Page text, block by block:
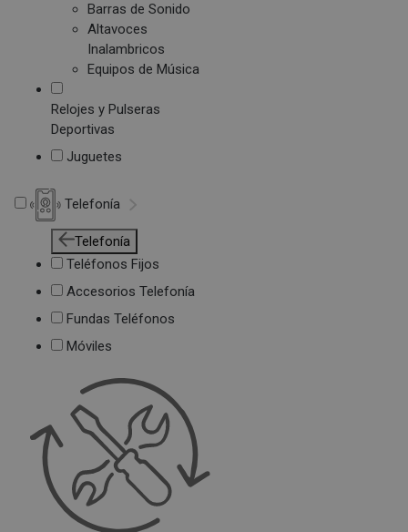
Barras de Sonido
Altavoces
Inalambricos
Equipos de Música
Relojes y Pulseras
Deportivas
Juguetes
Telefonía
Telefonía
Teléfonos Fijos
Accesorios Telefonía
Fundas Teléfonos
Móviles